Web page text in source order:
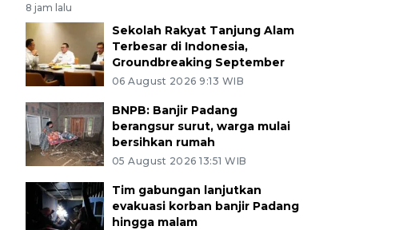
8 jam lalu
Sekolah Rakyat Tanjung Alam
Terbesar di Indonesia,
Groundbreaking September
06 August 2026 9:13 WIB
BNPB: Banjir Padang
berangsur surut, warga mulai
bersihkan rumah
05 August 2026 13:51 WIB
Tim gabungan lanjutkan
evakuasi korban banjir Padang
hingga malam